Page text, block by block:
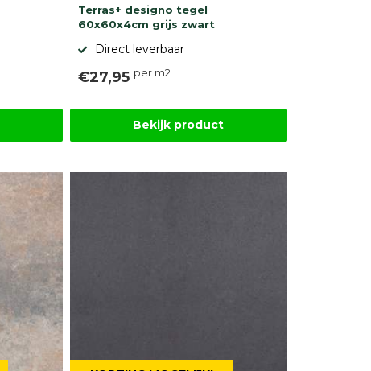
Terras+ designo tegel
60x60x4cm grijs zwart
Direct leverbaar
€27,95 per m2
Bekijk product